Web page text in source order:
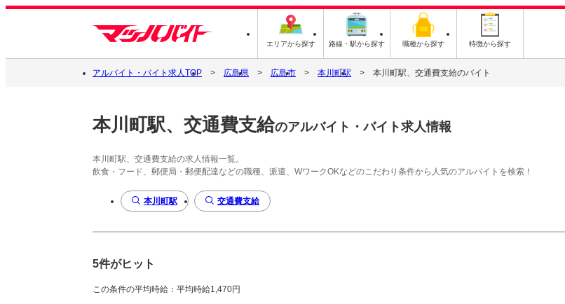
エリアから探す 路線・駅から探す 職種から探す 特徴から探す
アルバイト・バイト求人TOP 広島県 広島市 本川町駅 本川町駅、交通費支給のバイト
本川町駅、交通費支給のアルバイト・バイト求人情報
本川町駅、交通費支給の求人情報一覧。
飲食・フード、郵便局・郵便配達などの職種、派遣、WワークOKなどのこだわり条件から人気のアルバイトを検索！
本川町駅 交通費支給
5件がヒット
この条件の平均時給：平均時給1,470円